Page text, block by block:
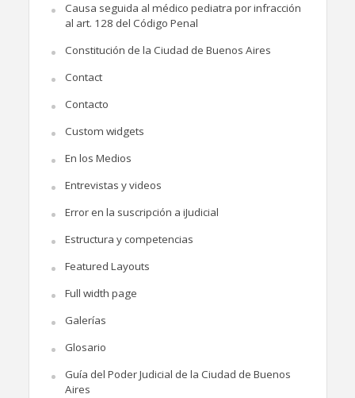
Causa seguida al médico pediatra por infracción
al art. 128 del Código Penal
Constitución de la Ciudad de Buenos Aires
Contact
Contacto
Custom widgets
En los Medios
Entrevistas y videos
Error en la suscripción a iJudicial
Estructura y competencias
Featured Layouts
Full width page
Galerías
Glosario
Guía del Poder Judicial de la Ciudad de Buenos
Aires